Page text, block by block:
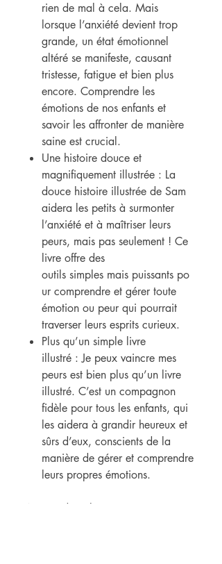
rien de mal à cela. Mais
lorsque l’anxiété devient trop
grande, un état émotionnel
altéré se manifeste, causant
tristesse, fatigue et bien plus
encore. Comprendre les
émotions de nos enfants et
savoir les affronter de manière
saine est crucial.
Une histoire douce et
magnifiquement illustrée : La
douce histoire illustrée de Sam
aidera les petits à surmonter
l’anxiété et à maîtriser leurs
peurs, mais pas seulement ! Ce
livre offre des
outils simples mais puissants po
ur comprendre et gérer toute
émotion ou peur qui pourrait
traverser leurs esprits curieux.
Plus qu’un simple livre
illustré : Je peux vaincre mes
peurs est bien plus qu’un livre
illustré. C’est un compagnon
fidèle pour tous les enfants, qui
les aidera à grandir heureux et
sûrs d’eux, conscients de la
manière de gérer et comprendre
leurs propres émotions.
N’attendez plus !